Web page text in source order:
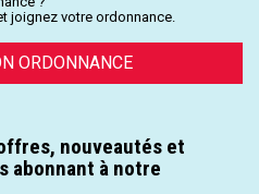
joignez votre ordonnance.
ORDONNANCE
nouveautés et
abonnant à notre